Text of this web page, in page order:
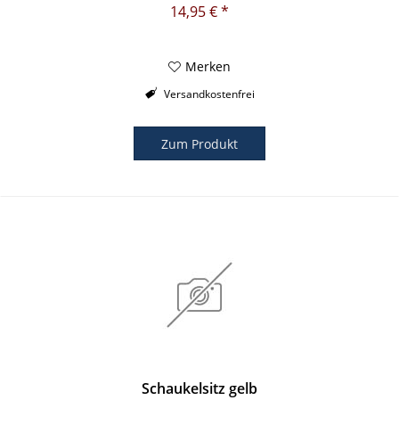
14,95 € *
Merken
Versandkostenfrei
Zum Produkt
Schaukelsitz gelb